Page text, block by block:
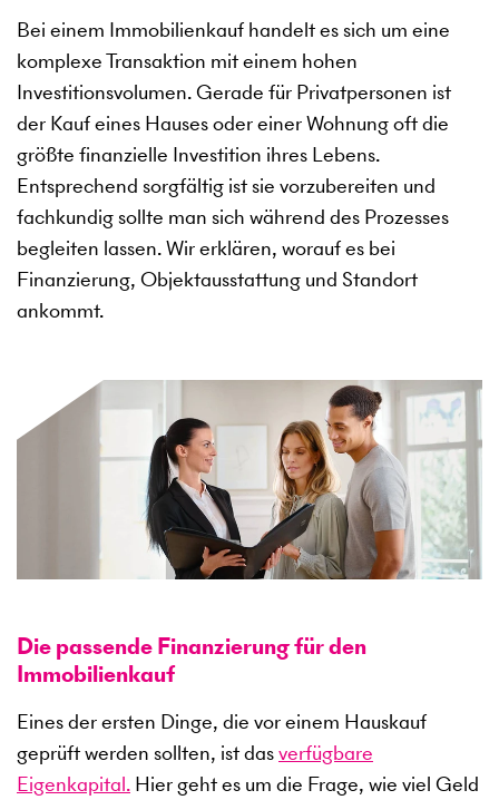
Bei einem Immobilienkauf handelt es sich um eine
komplexe Transaktion mit einem hohen
Investitionsvolumen. Gerade für Privatpersonen ist
der Kauf eines Hauses oder einer Wohnung oft die
größte finanzielle Investition ihres Lebens.
Entsprechend sorgfältig ist sie vorzubereiten und
fachkundig sollte man sich während des Prozesses
begleiten lassen. Wir erklären, worauf es bei
Finanzierung, Objektausstattung und Standort
ankommt.
Die passende Finanzierung für den
Immobilienkauf
Eines der ersten Dinge, die vor einem Hauskauf
geprüft werden sollten, ist dasverfügbare
Eigenkapital. Hier geht es um die Frage, wie viel Geld